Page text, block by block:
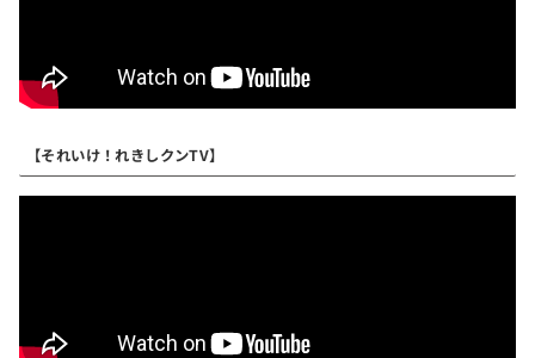
【それいけ！れきしクンTV】